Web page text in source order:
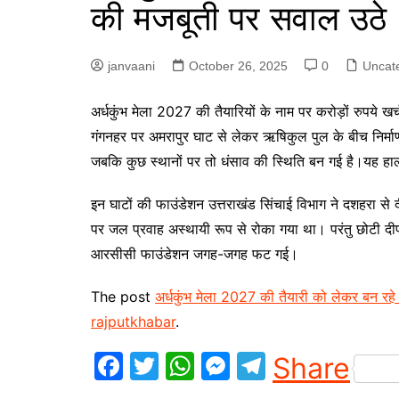
की मजबूती पर सवाल उठे
janvaani October 26, 2025 0
अर्धकुंभ मेला 2027 की तैयारियों के नाम पर करोड़ों रुपये
गंगनहर पर अमरापुर घाट से लेकर ऋषिकुल पुल के बीच
जबकि कुछ स्थानों पर तो धंसाव की स्थिति बन गई है।यह
इन घाटों की फाउंडेशन उत्तराखंड सिंचाई विभाग ने दशहरा
पर जल प्रवाह अस्थायी रूप से रोका गया था। परंतु छोटी
आरसीसी फाउंडेशन जगह-जगह फट गई।
The post अर्धकुंभ मेला 2027 की तैयारी को लेकर बन
rajputkhabar.
F
T
W M T
Share